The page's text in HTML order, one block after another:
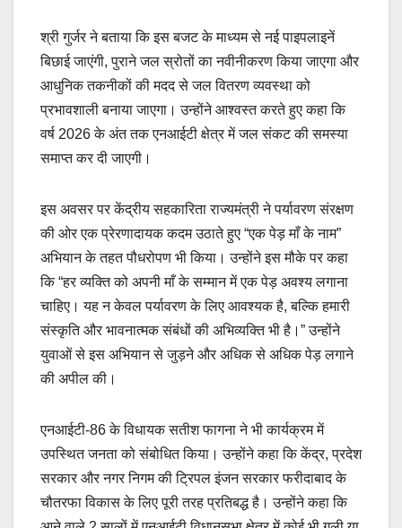
श्री गुर्जर ने बताया कि इस बजट के माध्यम से नई पाइपलाइनें
बिछाई जाएंगी, पुराने जल स्रोतों का नवीनीकरण किया जाएगा और
आधुनिक तकनीकों की मदद से जल वितरण व्यवस्था को
प्रभावशाली बनाया जाएगा। उन्होंने आश्वस्त करते हुए कहा कि
वर्ष 2026 के अंत तक एनआईटी क्षेत्र में जल संकट की समस्या
समाप्त कर दी जाएगी।
इस अवसर पर केंद्रीय सहकारिता राज्यमंत्री ने पर्यावरण संरक्षण
की ओर एक प्रेरणादायक कदम उठाते हुए “एक पेड़ माँ के नाम”
अभियान के तहत पौधरोपण भी किया। उन्होंने इस मौके पर कहा
कि “हर व्यक्ति को अपनी माँ के सम्मान में एक पेड़ अवश्य लगाना
चाहिए। यह न केवल पर्यावरण के लिए आवश्यक है, बल्कि हमारी
संस्कृति और भावनात्मक संबंधों की अभिव्यक्ति भी है।” उन्होंने
युवाओं से इस अभियान से जुड़ने और अधिक से अधिक पेड़ लगाने
की अपील की।
एनआईटी-86 के विधायक सतीश फागना ने भी कार्यक्रम में
उपस्थित जनता को संबोधित किया। उन्होंने कहा कि केंद्र, प्रदेश
सरकार और नगर निगम की ट्रिपल इंजन सरकार फरीदाबाद के
चौतरफा विकास के लिए पूरी तरह प्रतिबद्ध है। उन्होंने कहा कि